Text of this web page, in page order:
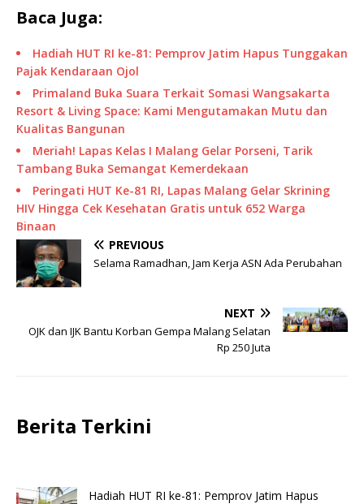
Baca Juga:
Hadiah HUT RI ke-81: Pemprov Jatim Hapus Tunggakan
Pajak Kendaraan Ojol
Primaland Buka Suara Terkait Somasi Wangsakarta
Resort & Living Space: Kami Mengutamakan Mutu dan
Kualitas Bangunan
Meriah! Lapas Kelas I Malang Gelar Porseni, Tarik
Tambang Buka Semangat Kemerdekaan
Peringati HUT Ke-81 RI, Lapas Malang Gelar Skrining
HIV Hingga Cek Kesehatan Gratis untuk 652 Warga
Binaan
PREVIOUS
Selama Ramadhan, Jam Kerja ASN Ada Perubahan
NEXT
OJK dan IJK Bantu Korban Gempa Malang Selatan
Rp 250 Juta
Berita Terkini
Hadiah HUT RI ke-81: Pemprov Jatim Hapus